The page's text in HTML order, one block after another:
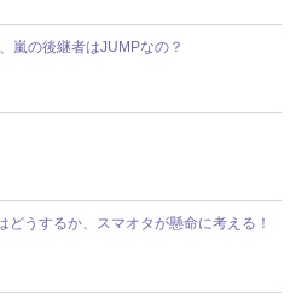
嵐の後継者はJUMPなの？
うするか、スマオタが懸命に考える！